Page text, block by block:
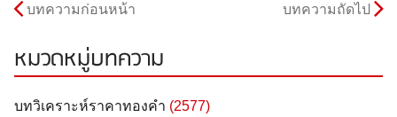
บทความก่อนหน้า บทความถัดไป
หมวดหมู่บทความ
บทวิเคราะห์ราคาทองคำ (2577)